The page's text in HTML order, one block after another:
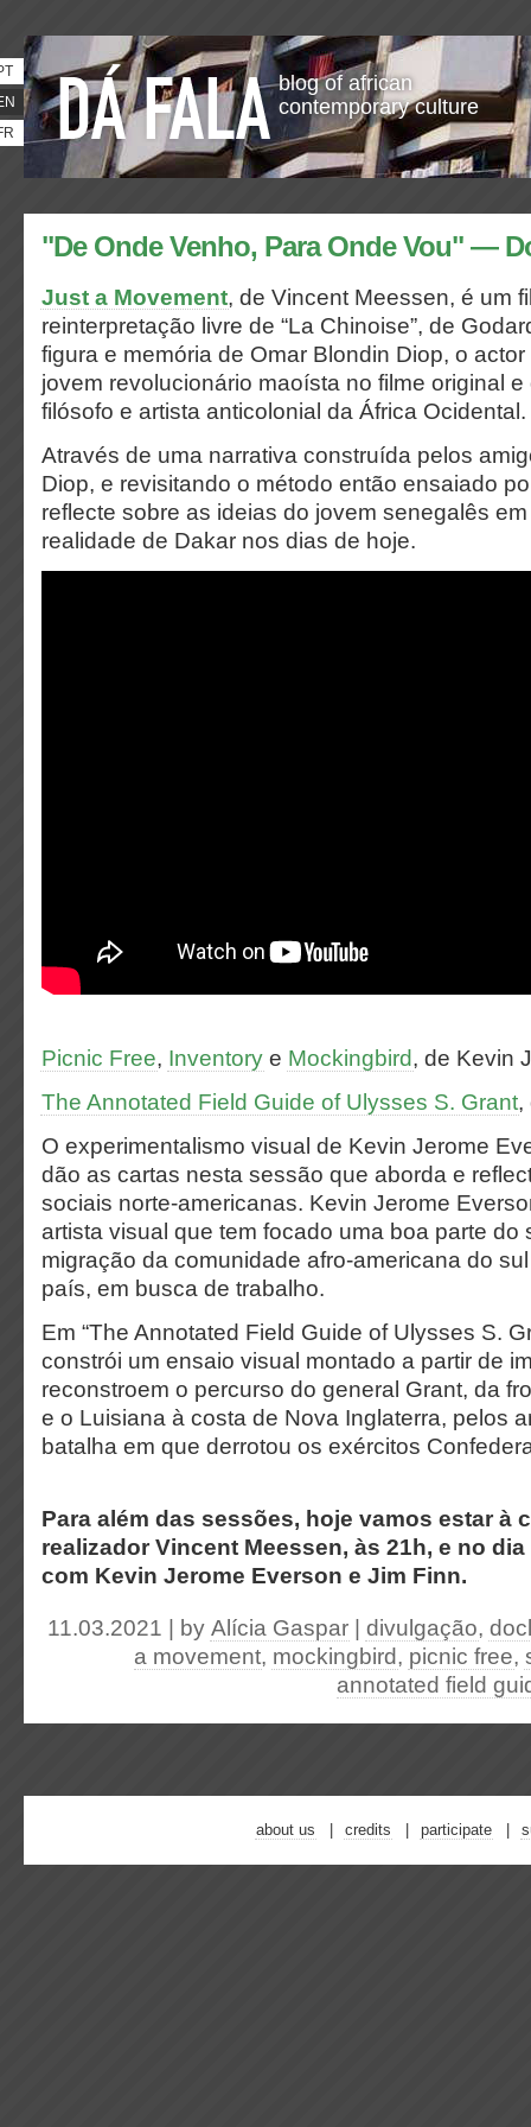
blog of african
contemporary culture
"De Onde Venho, Para Onde Vou" —
Just a Movement, de Vincent Meessen, é um
reinterpretação livre de “La Chinoise”, de
figura e memória de Omar Blondin Diop, o
jovem revolucionário maoísta no filme original
filósofo e artista anticolonial da África Ocidental.
Através de uma narrativa construída pelos
Diop, e revisitando o método então ensaiado
reflecte sobre as ideias do jovem senegalês
realidade de Dakar nos dias de hoje.
Picnic Free, Inventory e Mockingbird, de Kevin
The Annotated Field Guide of Ulysses S. Grant,
O experimentalismo visual de Kevin Jerome
dão as cartas nesta sessão que aborda e
sociais norte-americanas. Kevin Jerome
artista visual que tem focado uma boa parte do
migração da comunidade afro-americana do
país, em busca de trabalho.
Em “The Annotated Field Guide of Ulysses S.
constrói um ensaio visual montado a partir de
reconstroem o percurso do general Grant, da
e o Luisiana à costa de Nova Inglaterra, pelos
batalha em que derrotou os exércitos
Para além das sessões, hoje vamos estar à
realizador Vincent Meessen, às 21h, e no
com Kevin Jerome Everson e Jim Finn.
11.03.2021 | by Alícia Gaspar divulgação,
a movement, mockingbird, picnic free,
annotated field
about us credits participate